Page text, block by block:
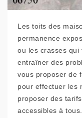
Les toits des
permanence
ou les crasses qui
entraîner des
vous proposer de
pour effectuer les
proposer des
accessibles à